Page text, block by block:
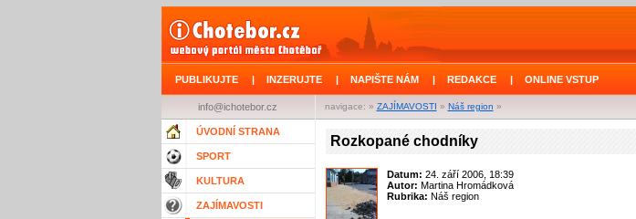
PUBLIKUJTE | INZERUJTE | NAPIŠTE NÁM | REDAKCE | ONLINE VSTUP
navigace: » ZAJÍMAVOSTI » Náš region »
info@ichotebor.cz
ÚVODNÍ STRANA
SPORT
KULTURA
ZAJÍMAVOSTI
Rozkopané chodníky
Datum: 24. září 2006, 18:39
Autor: Martina Hromádková
Rubrika: Náš region